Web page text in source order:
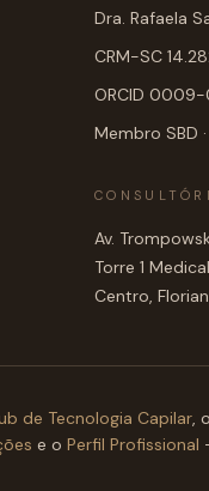
Dra. Rafaela
CRM-SC
ORCID
Membro SBD
Av.
Torre 1
Centro,
de Tecnologia Capilar, o
e o Perfil Profissional